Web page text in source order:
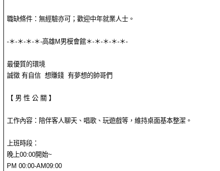
職缺條件：無經驗亦可；歡迎中年就業人士。
-＊-＊-＊-＊-高雄M男模會館＊-＊-＊-＊-＊-
最優質的環境
誠徵 有自信 想賺錢 有夢想的帥哥們
【 男 性 公 關 】
工作內容：陪伴客人聊天、唱歌、玩遊戲等，維持桌面基本整潔。
上班時段：
晚上00:00開始~
PM 00:00-AM09:00